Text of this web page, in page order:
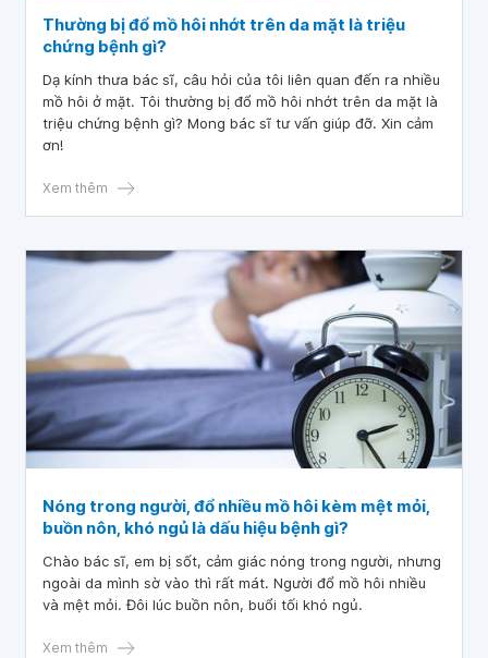
Thường bị đổ mồ hôi nhớt trên da mặt là triệu
chứng bệnh gì?
Dạ kính thưa bác sĩ, câu hỏi của tôi liên quan đến ra nhiều
mồ hôi ở mặt. Tôi thường bị đổ mồ hôi nhớt trên da mặt là
triệu chứng bệnh gì? Mong bác sĩ tư vấn giúp đỡ. Xin cảm
ơn!
Xem thêm
Nóng trong người, đổ nhiều mồ hôi kèm mệt mỏi,
buồn nôn, khó ngủ là dấu hiệu bệnh gì?
Chào bác sĩ, em bị sốt, cảm giác nóng trong người, nhưng
ngoài da mình sờ vào thì rất mát. Người đổ mồ hôi nhiều
và mệt mỏi. Đôi lúc buồn nôn, buổi tối khó ngủ.
Xem thêm